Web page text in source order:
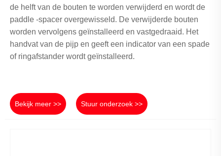
de helft van de bouten te worden verwijderd en wordt de
paddle -spacer overgewisseld. De verwijderde bouten
worden vervolgens geïnstalleerd en vastgedraaid. Het
handvat van de pijp en geeft een indicator van een spade
of ringafstander wordt geïnstalleerd.
Bekijk meer >> Stuur onderzoek >>